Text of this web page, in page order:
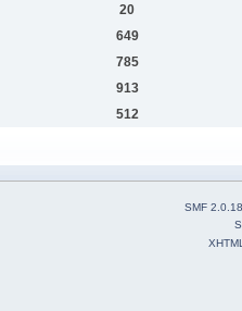
20
649
785
913
512
SMF 2.0.18